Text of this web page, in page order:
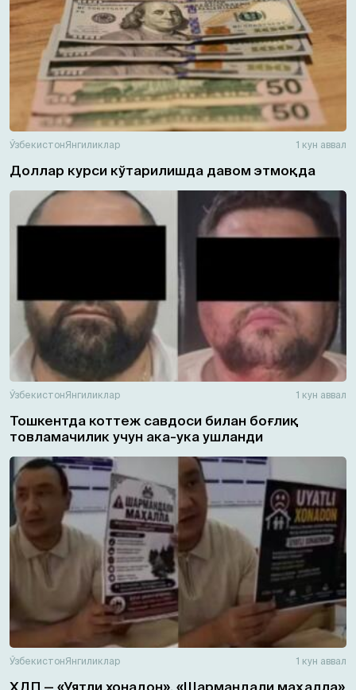
ЎзбекистонЯнгиликлар 1 кун аввал
Доллар курси кўтарилишда давом этмоқда
ЎзбекистонЯнгиликлар 1 кун аввал
Тошкентда коттеж савдоси билан боғлиқ
товламачилик учун ака-ука ушланди
ЎзбекистонЯнгиликлар 1 кун аввал
ХДП — «Уятли хонадон», «Шармандали маҳалла»